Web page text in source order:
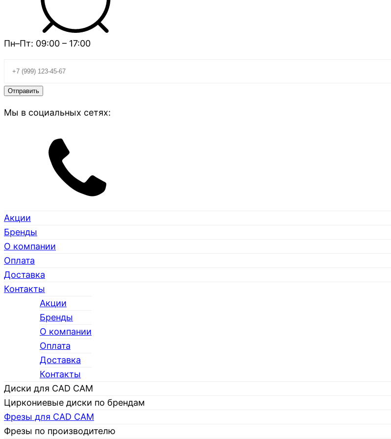
Пн–Пт: 09:00 – 17:00
Мы в социальных сетях:
Акции
Бренды
О компании
Оплата
Доставка
Контакты
Акции
Бренды
О компании
Оплата
Доставка
Контакты
Диски для CAD CAM
Циркониевые диски по брендам
Фрезы для CAD CAM
Фрезы по производителю